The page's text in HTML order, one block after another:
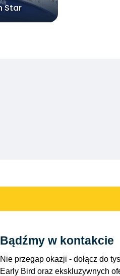
Star
Bądźmy w kontakcie
Nie przegap okazji - dołącz do
Early Bird oraz ekskluzywnych